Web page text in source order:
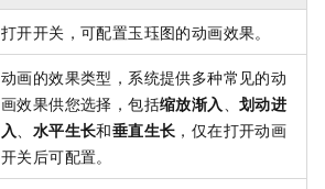
打开开关，可配置玉珏图的动画效果。
动画的效果类型，系统提供多种常见的动
画效果供您选择，包括缩放渐入、划动进
入、 水平生长和垂直生长 ，仅在打开动画
开关后可配置。